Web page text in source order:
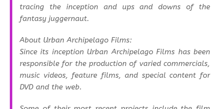
tracing the inception and ups and downs of the
fantasy juggernaut.
About Urban Archipelago Films:
Since its inception Urban Archipelago Films has been
responsible for the production of varied commercials,
music videos, feature films, and special content for
DVD and the web.